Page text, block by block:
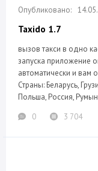
Taxido 1.7
вызов такси в одно
запуска приложение
автоматически и вам
Страны: Беларусь,
Польша, Россия,
0
3 704